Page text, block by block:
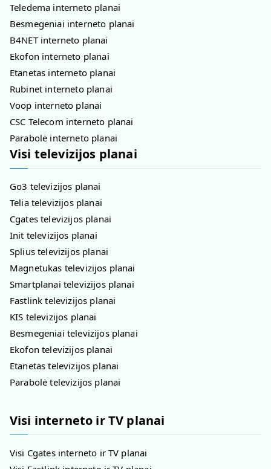
Teledema interneto planai
Besmegeniai interneto planai
B4NET interneto planai
Ekofon interneto planai
Etanetas interneto planai
Rubinet interneto planai
Voop interneto planai
CSC Telecom interneto planai
Parabolė interneto planai
Visi televizijos planai
Go3 televizijos planai
Telia televizijos planai
Cgates televizijos planai
Init televizijos planai
Splius televizijos planai
Magnetukas televizijos planai
Smartplanai televizijos planai
Fastlink televizijos planai
KIS televizijos planai
Besmegeniai televizijos planai
Ekofon televizijos planai
Etanetas televizijos planai
Parabolė televizijos planai
Visi interneto ir TV planai
Visi Cgates interneto ir TV planai